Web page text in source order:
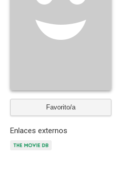
Favorito/a
Enlaces externos